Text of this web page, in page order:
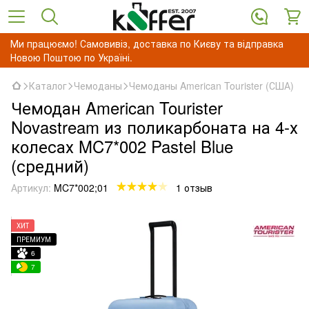
Ми працюємо! Самовивіз, доставка по Києву та відправка
Новою Поштою по Україні.
Каталог Чемоданы Чемоданы American Tourister (США)
Чемодан American Tourister
Novastream из поликарбоната на 4-х
колесах MC7*002 Pastel Blue
(средний)
Артикул: MC7*002;01 1 отзыв
ХИТ
ПРЕМИУМ
6
7